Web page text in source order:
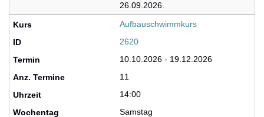
26.09.2026.
Aufbauschwimmkurs
2620
10.10.2026 - 19.12.2026
11
14:00
Samstag